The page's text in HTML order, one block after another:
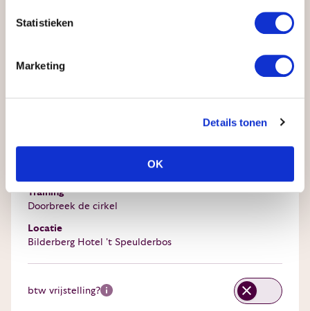
Statistieken
Marketing
Details tonen
OK
Training
Doorbreek de cirkel
Locatie
Bilderberg Hotel 't Speulderbos
btw vrijstelling?